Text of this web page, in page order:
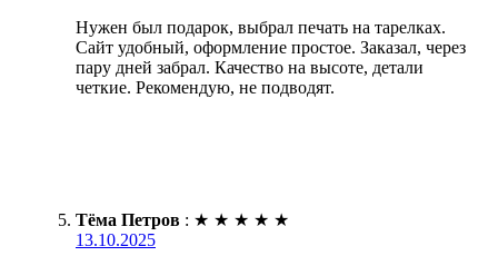
Нужен был подарок, выбрал печать на тарелках.
Сайт удобный, оформление простое. Заказал, через
пару дней забрал. Качество на высоте, детали
четкие. Рекомендую, не подводят.
Тёма Петров : ★ ★ ★ ★ ★
13.10.2025